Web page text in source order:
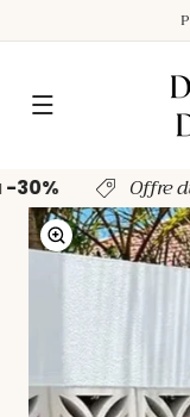
AU
-30% Offre
AUX